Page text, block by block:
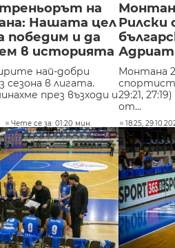
на
Нашата цел
победим и да
в историята
най-добри
сезона в лигата.
през възходи и
Чете се за: 01:20 мин.
Рилски
Монтана
спортист
29:21,
от...
18:25,